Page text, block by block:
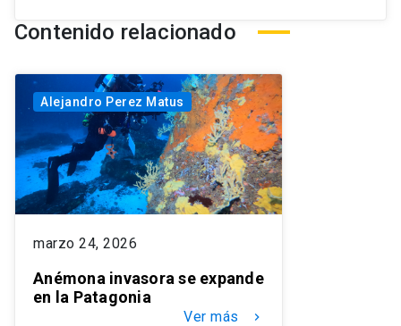
Contenido relacionado
Alejandro Perez Matus
marzo 24, 2026
Anémona invasora se expande
en la Patagonia
Ver más keyboard_arrow_right